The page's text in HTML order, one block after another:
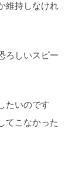
維持しなけれ
ろしいスピー
たいのです
てこなかった